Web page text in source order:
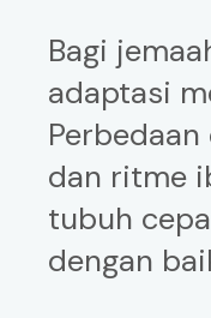
Bagi
adaptasi
dan ritme
tubuh
dengan